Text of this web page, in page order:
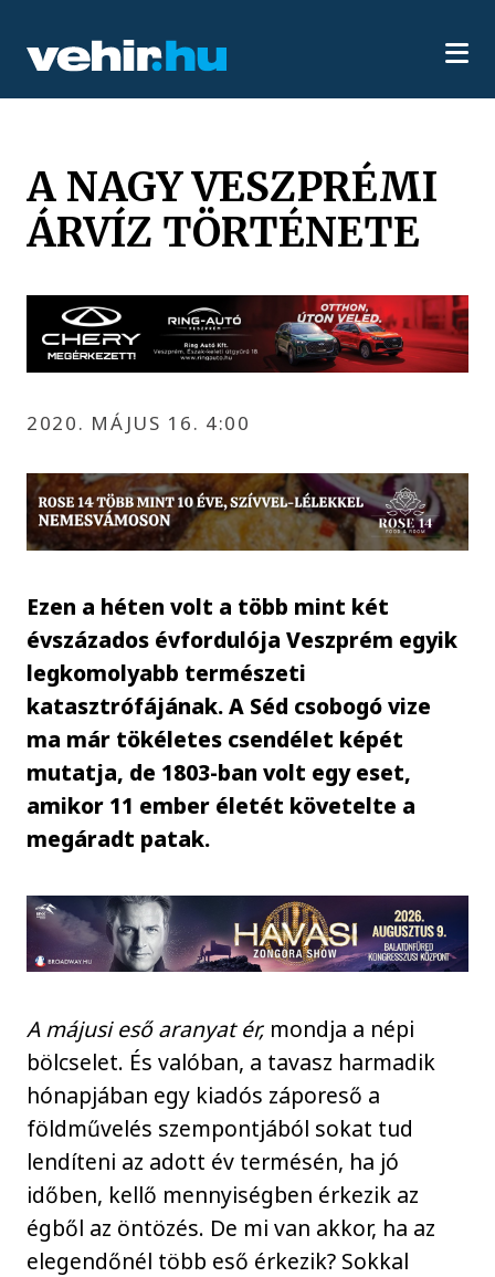
A NAGY VESZPRÉMI
ÁRVÍZ TÖRTÉNETE
2020. MÁJUS 16. 4:00
Ezen a héten volt a több mint két
évszázados évfordulója Veszprém egyik
legkomolyabb természeti
katasztrófájának. A Séd csobogó vize
ma már tökéletes csendélet képét
mutatja, de 1803-ban volt egy eset,
amikor 11 ember életét követelte a
megáradt patak.
A májusi eső aranyat ér, mondja a népi
bölcselet. És valóban, a tavasz harmadik
hónapjában egy kiadós záporeső a
földművelés szempontjából sokat tud
lendíteni az adott év termésén, ha jó
időben, kellő mennyiségben érkezik az
égből az öntözés. De mi van akkor, ha az
elegendőnél több eső érkezik? Sokkal